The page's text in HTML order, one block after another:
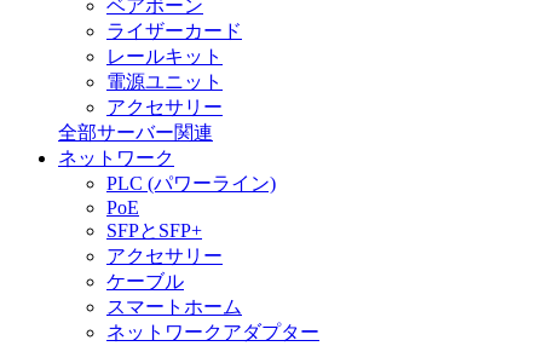
ベアボーン
ライザーカード
レールキット
電源ユニット
アクセサリー
全部サーバー関連
ネットワーク
PLC (パワーライン)
PoE
SFPとSFP+
アクセサリー
ケーブル
スマートホーム
ネットワークアダプター